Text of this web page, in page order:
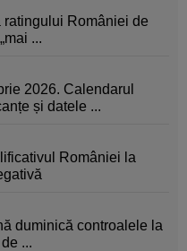
României de
...
2026. Calendarul
și datele ...
României la
duminică controalele la
...